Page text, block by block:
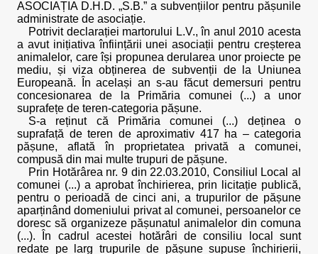
ASOCIAȚIA D.H.D. „S.B.” a subvențiilor pentru pășunile
administrate de asociație.
Potrivit declarației martorului L.V., în anul 2010 acesta
a avut inițiativa înființării unei asociații pentru creșterea
animalelor, care își propunea derularea unor proiecte pe
mediu, și viza obținerea de subvenții de la Uniunea
Europeană. În același an s-au făcut demersuri pentru
concesionarea de la Primăria comunei (...) a unor
suprafețe de teren-categoria pășune.
S-a reținut că Primăria comunei (...) deținea o
suprafață de teren de aproximativ 417 ha – categoria
pășune, aflată în proprietatea privată a comunei,
compusă din mai multe trupuri de pășune.
Prin Hotărârea nr. 9 din 22.03.2010, Consiliul Local al
comunei (...) a aprobat închirierea, prin licitație publică,
pentru o perioadă de cinci ani, a trupurilor de pășune
aparținând domeniului privat al comunei, persoanelor ce
doresc să organizeze pășunatul animalelor din comuna
(...). În cadrul acestei hotărâri de consiliu local sunt
redate pe larg trupurile de pășune supuse închirierii,